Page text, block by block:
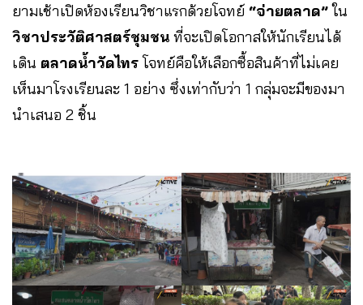
ยามเช้าเปิดห้องเรียนวิชาแรกด้วยโจทย์ “จ่ายตลาด”ใน
วิชาประวัติศาสตร์ชุมชน ที่จะเปิดโอกาสให้นักเรียนได้
เดิน ตลาดน้ำวัดไทรโจทย์คือให้เลือกซื้อสินค้าที่ไม่เคย
เห็นมาโรงเรียนละ 1 อย่าง ซึ่งเท่ากับว่า 1 กลุ่มจะมีของมา
นำเสนอ 2 ชิ้น